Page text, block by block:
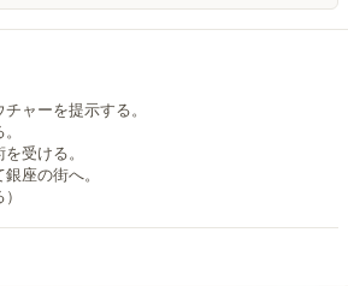
ャーを提示する。
受ける。
座の街へ。